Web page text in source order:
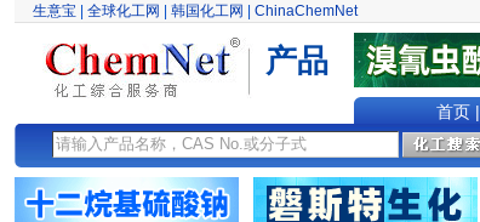
生意宝 全球化工网 韩国化工网 ChinaChemNet
产品
首页|